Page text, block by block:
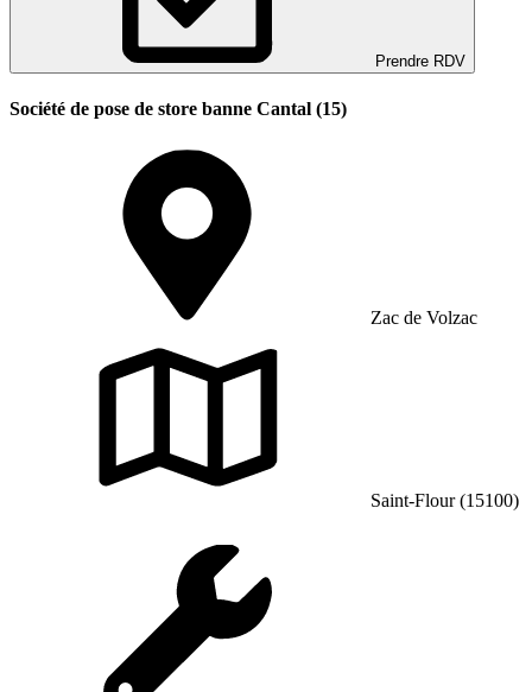
Prendre RDV
Société de pose de store banne Cantal (15)
Zac de Volzac
Saint-Flour (15100)